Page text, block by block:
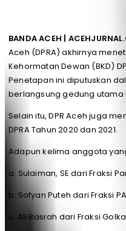
BANDA ACEH |
Aceh (DPRA) akhirnya
Kehormatan Dewan (BKD)
Penetapan ini diputuskan
berlangsung gedung utama
Selain itu, DPR Aceh juga
DPRA Tahun 2020 dan 2021.
Adapun kelima anggota
a. Sulaiman, SE dari Fraksi
b. Sofyan Puteh dari Fraksi
c. Ali Basrah dari Fraksi